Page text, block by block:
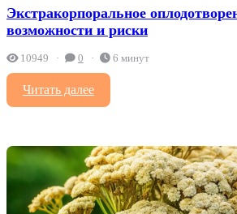
Экстракорпоральное
возможности и риски
10949 0 6 минут
Читать далее